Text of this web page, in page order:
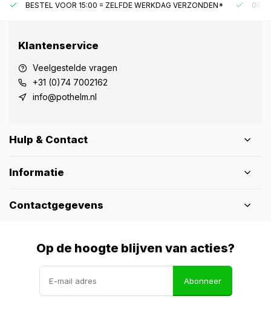
BESTEL VOOR 15:00 = ZELFDE WERKDAG VERZONDEN*
Klantenservice
Veelgestelde vragen
+31 (0)74 7002162
info@pothelm.nl
Hulp & Contact
Informatie
Contactgegevens
Op de hoogte blijven van acties?
Abonneer